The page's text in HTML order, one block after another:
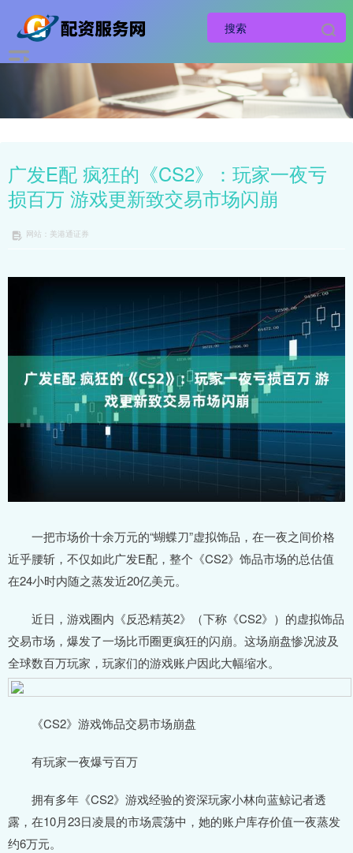
广发E配 疯狂的《CS2》：玩家一夜亏
损百万 游戏更新致交易市场闪崩
网站：美港通证券
一把市场价十余万元的“蝴蝶刀”虚拟饰品，在一夜之间价格
近乎腰斩，不仅如此广发E配，整个《CS2》饰品市场的总估值
在24小时内随之蒸发近20亿美元。
近日，游戏圈内《反恐精英2》（下称《CS2》）的虚拟饰品
交易市场，爆发了一场比币圈更疯狂的闪崩。这场崩盘惨况波及
全球数百万玩家，玩家们的游戏账户因此大幅缩水。
《CS2》游戏饰品交易市场崩盘
有玩家一夜爆亏百万
拥有多年《CS2》游戏经验的资深玩家小林向蓝鲸记者透
露，在10月23日凌晨的市场震荡中，她的账户库存价值一夜蒸发
约6万元。